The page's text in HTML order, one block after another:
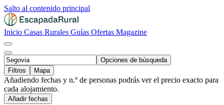
Salto al contenido principal
Inicio Casas Rurales Guías Ofertas Magazine
Opciones de búsqueda
Filtros
Mapa
Añadiendo fechas y n.º de personas podrás ver el precio exacto para
cada alojamiento.
Añadir fechas